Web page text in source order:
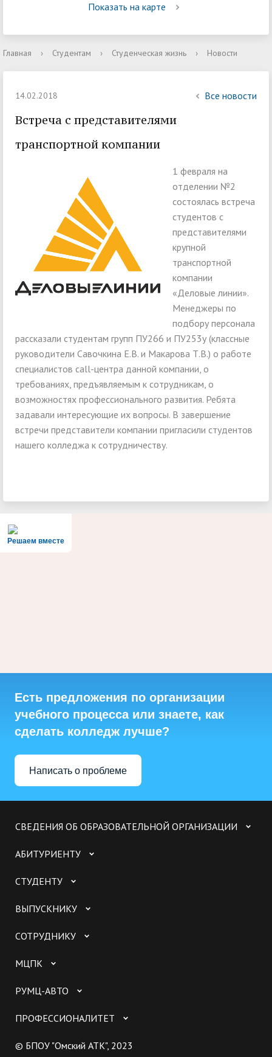
Показать на карте
Главная › Студентам › Студенческая жизнь › Новости
14.02.2018 Все новости
Встреча с представителями
транспортной компании
1 февраля на
отделении №2
состоялась встреча
студентов с
представителями
крупной
транспортной
компании
«Деловые линии».
Менеджеры по
подбору персонала
рассказали студентам групп ПУ266 и ПУ253у (классные
руководители Савочкина Е.В. и Макарова Т.В.) о работе
специалистов call-центра данной компании, о
требованиях, предъявляемым к сотрудникам, о
возможностях профессионального развития. Ребята
задавали интересующие их вопросы. В завершение
встречи представители компании пригласили студентов
нашего колледжа к сотрудничеству.
Решаем вместе
Есть предложения по организации
учебного процесса или знаете, как
сделать колледж лучше?
Написать о проблеме
СВЕДЕНИЯ ОБ ОБРАЗОВАТЕЛЬНОЙ ОРГАНИЗАЦИИ
АБИТУРИЕНТУ
СТУДЕНТУ
ВЫПУСКНИКУ
СОТРУДНИКУ
МЦПК
РУМЦ-АВТО
ПРОФЕССИОНАЛИТЕТ
© БПОУ "Омский АТК", 2023